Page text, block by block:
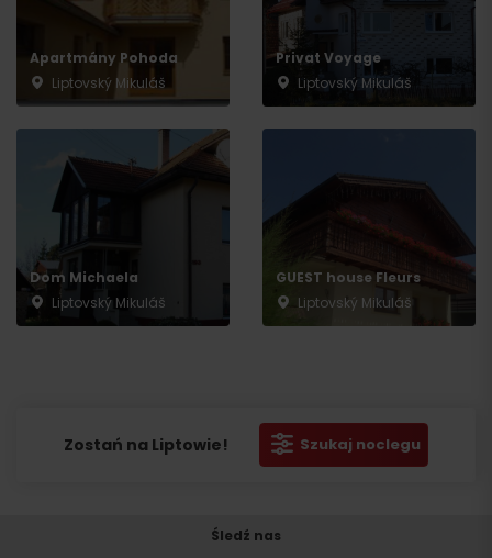
Apartmány Pohoda
Liptovský Mikuláš
Privat Voyage
Liptovský Mikuláš
Dom Michaela
Liptovský Mikuláš
GUEST house Fleurs
Liptovský Mikuláš
Zostań na Liptowie! Szukaj noclegu
Śledź nas